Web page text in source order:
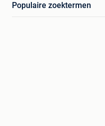
Populaire zoektermen